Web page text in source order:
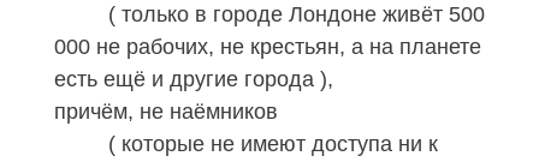
( только в городе Лондоне живёт 500
000 не рабочих, не крестьян, а на планете
есть ещё и другие города ),
причём, не наёмников
( которые не имеют доступа ни к